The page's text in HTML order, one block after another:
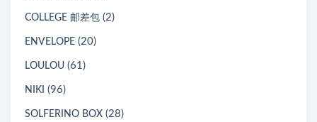
COLLEGE 邮差包 (2)
ENVELOPE (20)
LOULOU (61)
NIKI (96)
SOLFERINO BOX (28)